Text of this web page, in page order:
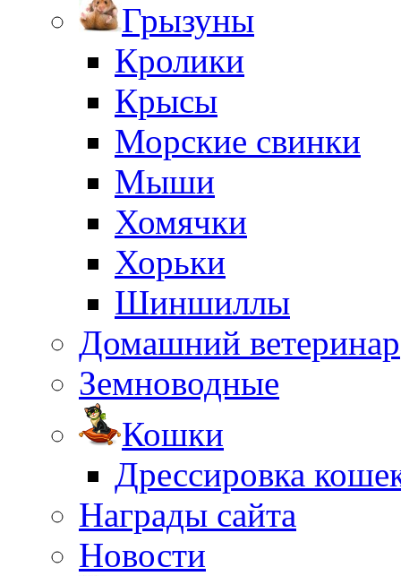
Грызуны
Кролики
Крысы
Морские свинки
Мыши
Хомячки
Хорьки
Шиншиллы
Домашний ветеринар
Земноводные
Кошки
Дрессировка
Награды сайта
Новости